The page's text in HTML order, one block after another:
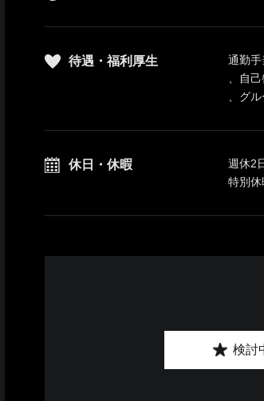
待遇・福利厚生
通勤
、自
、グ
休日・休暇
週休2
特別休
検討